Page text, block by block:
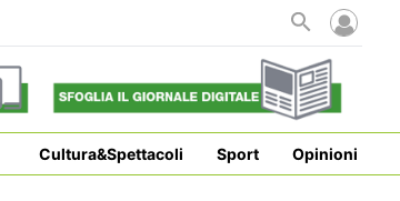
Cultura&Spettacoli Sport Opinioni